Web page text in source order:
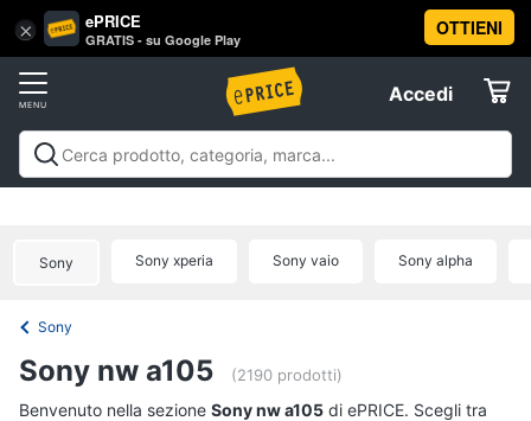
× ePRICE
GRATIS - su Google Play
OTTIENI
Accedi
Accedi
Registrati
Offerte
Tv
Vai
al
Sony Sony xperia Sony vaio Sony alpha
Sony
Sony nw a105 (2190 prodotti)
Benvenuto nella sezione Sony nw a105 di ePRICE. Scegli tra